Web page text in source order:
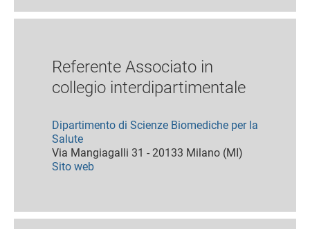
Referente Associato in
collegio interdipartimentale
Dipartimento di Scienze Biomediche per la
Salute
Via Mangiagalli 31 - 20133 Milano (MI)
Sito web